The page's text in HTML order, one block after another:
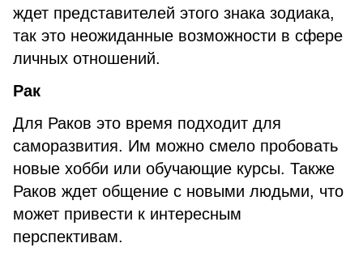
ждет представителей этого знака зодиака,
так это неожиданные возможности в сфере
личных отношений.
Рак
Для Раков это время подходит для
саморазвития. Им можно смело пробовать
новые хобби или обучающие курсы. Также
Раков ждет общение с новыми людьми, что
может привести к интересным
перспективам.